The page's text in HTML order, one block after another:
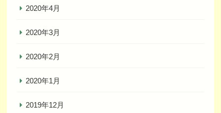
2020年4月
2020年3月
2020年2月
2020年1月
2019年12月